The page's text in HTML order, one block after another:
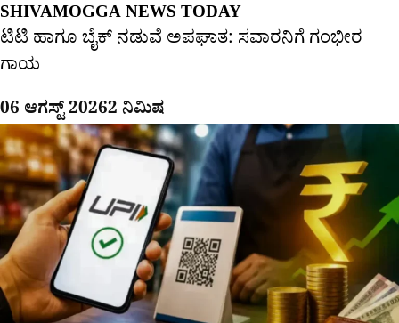
SHIVAMOGGA NEWS TODAY
ಟಿಟಿ ಹಾಗೂ ಬೈಕ್ ನಡುವೆ ಅಪಘಾತ: ಸವಾರನಿಗೆ ಗಂಭೀರ
ಗಾಯ
06 ಆಗಸ್ಟ್ 20262 ನಿಮಿಷ